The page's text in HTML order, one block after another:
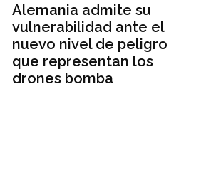
Alemania admite su
vulnerabilidad ante el
nuevo nivel de peligro
que representan los
drones bomba